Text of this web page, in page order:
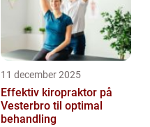
11 december 2025
Effektiv kiropraktor på
Vesterbro til optimal
behandling